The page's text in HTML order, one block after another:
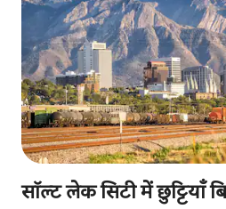
सॉल्ट लेक सिटी में छुट्टियाँ